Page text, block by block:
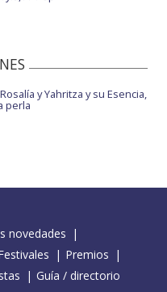
Rosalía y Yahritza y su Esencia,
perla
novedades
Premios
Guía / directorio